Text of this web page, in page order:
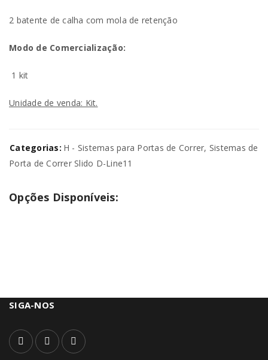
2 batente de calha com mola de retenção
Modo de Comercialização:
1 kit
Unidade de venda: Kit.
Categorias: H - Sistemas para Portas de Correr, Sistemas de
Porta de Correr Slido D-Line11
Opções Disponíveis:
SIGA-NOS